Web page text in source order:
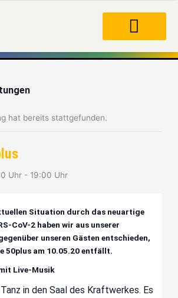
hat bereits stattgefunden.
Uhr - 19:00 Uhr
Situation durch das neuartige
CoV-2 haben wir aus unserer
unseren Gästen entschieden,
50plus am 10.05.20 entfällt.
Live-Musik
in den Saal des Kraftwerkes. Es